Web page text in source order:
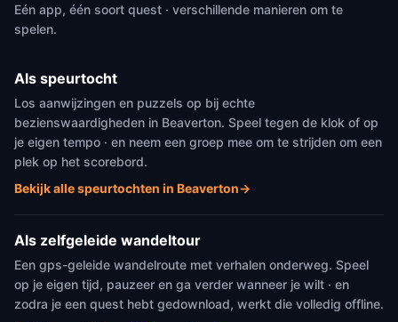
Eén app, één soort quest · verschillende manieren om te
spelen.
Als speurtocht
Los aanwijzingen en puzzels op bij echte
bezienswaardigheden in Beaverton. Speel tegen de klok of op
je eigen tempo · en neem een groep mee om te strijden om een
plek op het scorebord.
Bekijk alle speurtochten in Beaverton→
Als zelfgeleide wandeltour
Een gps-geleide wandelroute met verhalen onderweg. Speel
op je eigen tijd, pauzeer en ga verder wanneer je wilt · en
zodra je een quest hebt gedownload, werkt die volledig offline.